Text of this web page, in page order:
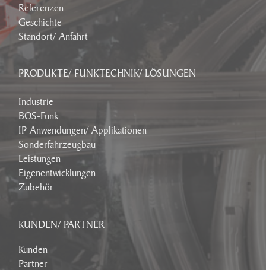
Referenzen
Geschichte
Standort/ Anfahrt
PRODUKTE/ FUNKTECHNIK/ LÖSUNGEN
Industrie
BOS-Funk
IP Anwendungen/ Applikationen
Sonderfahrzeugbau
Leistungen
Eigenentwicklungen
Zubehör
KUNDEN/ PARTNER
Kunden
Partner